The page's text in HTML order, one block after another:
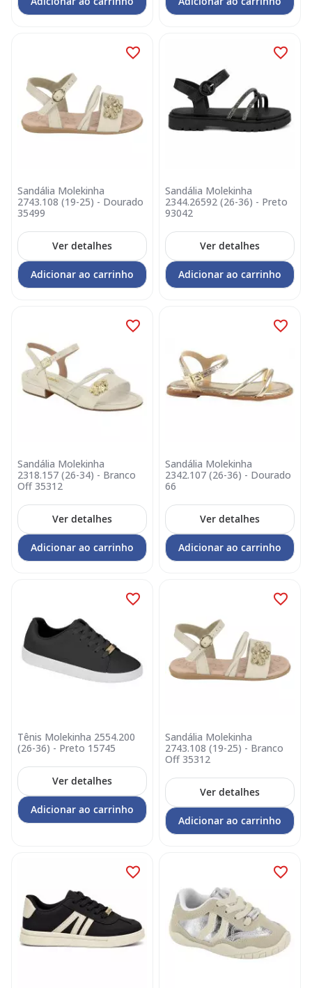
Sandália Molekinha
2743.108 (19-25) - Dourado
35499
Ver detalhes
Adicionar ao carrinho
Sandália Molekinha
2344.26592 (26-36) - Preto
93042
Ver detalhes
Adicionar ao carrinho
Sandália Molekinha
2318.157 (26-34) - Branco
Off 35312
Ver detalhes
Adicionar ao carrinho
Sandália Molekinha
2342.107 (26-36) - Dourado
66
Ver detalhes
Adicionar ao carrinho
Tênis Molekinha 2554.200
(26-36) - Preto 15745
Ver detalhes
Adicionar ao carrinho
Sandália Molekinha
2743.108 (19-25) - Branco
Off 35312
Ver detalhes
Adicionar ao carrinho